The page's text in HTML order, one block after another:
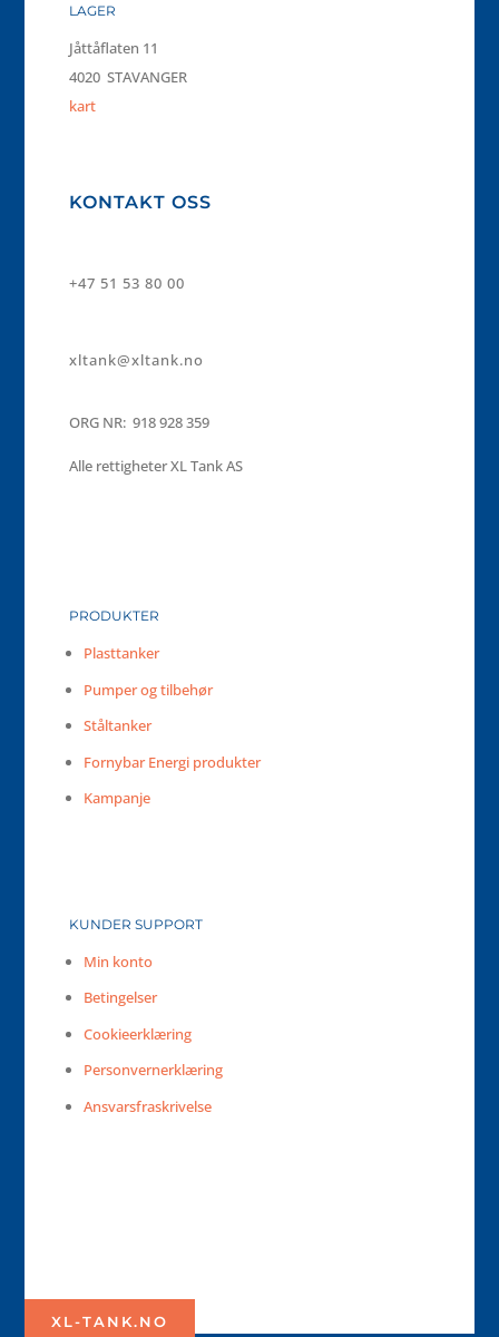
LAGER
Jåttåflaten 11
4020 STAVANGER
kart
KONTAKT OSS
+47 51 53 80 00
xltank@xltank.no
ORG NR: 918 928 359
Alle rettigheter XL Tank AS
PRODUKTER
Plasttanker
Pumper og tilbehør
Ståltanker
Fornybar Energi produkter
Kampanje
KUNDER SUPPORT
Min konto
Betingelser
Cookieerklæring
Personvernerklæring
Ansvarsfraskrivelse
XL-TANK.NO